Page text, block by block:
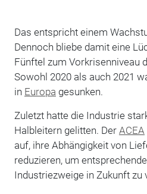
Das entspricht einem
Dennoch bliebe damit eine
Fünftel zum Vorkrisenniveau
Sowohl 2020 als auch 2021
in Europa gesunken.
Zuletzt hatte die Industrie
Halbleitern gelitten. Der ACEA
auf, ihre Abhängigkeit von
reduzieren, um
Industriezweige in Zukunft zu